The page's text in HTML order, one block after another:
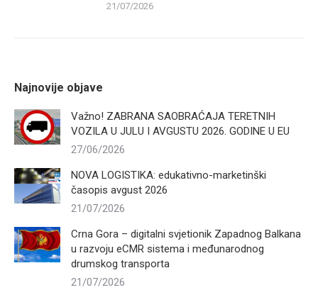
21/07/2026
Najnovije objave
Važno! ZABRANA SAOBRAĆAJA TERETNIH
VOZILA U JULU I AVGUSTU 2026. GODINE U EU
27/06/2026
NOVA LOGISTIKA: edukativno-marketinški
časopis avgust 2026
21/07/2026
Crna Gora – digitalni svjetionik Zapadnog Balkana
u razvoju eCMR sistema i međunarodnog
drumskog transporta
21/07/2026